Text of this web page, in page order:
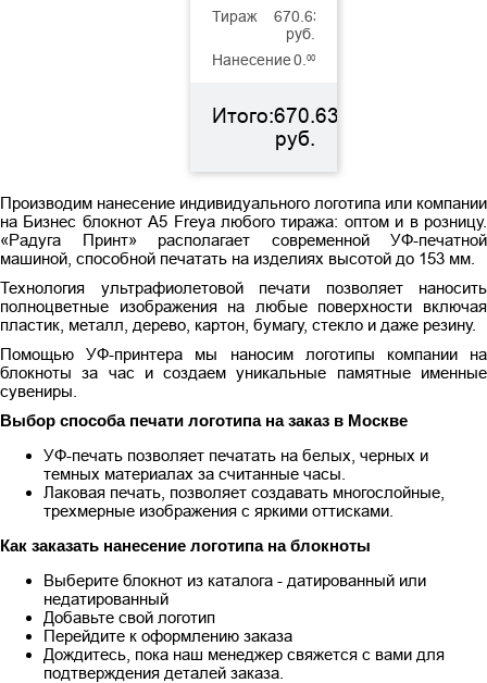
Тираж
670.63
руб.
Нанесение0. 00
Итого:670.63
руб.
Производим нанесение индивидуального логотипа или компании
на Бизнес блокнот А5 Freya любого тиража: оптом и в розницу.
«Радуга Принт» располагает современной УФ-печатной
машиной, способной печатать на изделиях высотой до 153 мм.
Технология ультрафиолетовой печати позволяет наносить
полноцветные изображения на любые поверхности включая
пластик, металл, дерево, картон, бумагу, стекло и даже резину.
Помощью УФ-принтера мы наносим логотипы компании на
блокноты за час и создаем уникальные памятные именные
сувениры.
Выбор способа печати логотипа на заказ в Москве
УФ-печать позволяет печатать на белых, черных и
темных материалах за считанные часы.
Лаковая печать, позволяет создавать многослойные,
трехмерные изображения с яркими оттисками.
Как заказать нанесение логотипа на блокноты
Выберите блокнот из каталога - датированный или
недатированный
Добавьте свой логотип
Перейдите к оформлению заказа
Дождитесь, пока наш менеджер свяжется с вами для
подтверждения деталей заказа.